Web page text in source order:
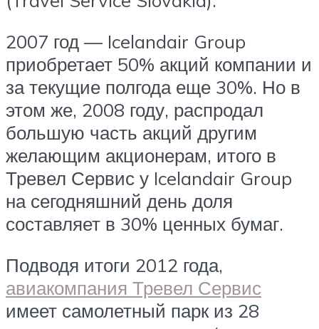
2007 год — Icelandair Group
приобретает 50% акций компании и
за текущие полгода еще 30%. Но в
этом же, 2008 году, распродал
большую часть акций другим
желающим акционерам, итого в
Тревел Сервис у Icelandair Group
на сегодняшний день доля
составляет в 30% ценных бумаг.
Подводя итоги 2012 года,
авиакомпания Тревел Сервис
имеет самолетный парк из 28